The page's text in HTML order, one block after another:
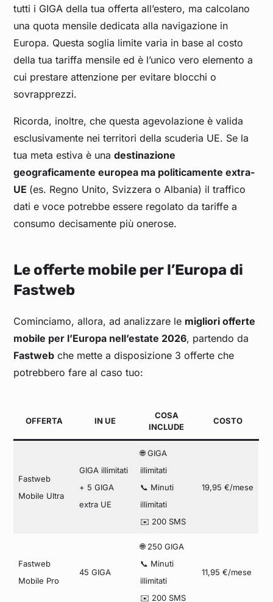
tutti i GIGA della tua offerta all’estero, ma calcolano
una quota mensile dedicata alla navigazione in
Europa. Questa soglia limite varia in base al costo
della tua tariffa mensile ed è l’unico vero elemento a
cui prestare attenzione per evitare blocchi o
sovrapprezzi.
Ricorda, inoltre, che questa agevolazione è valida
esclusivamente nei territori della scuderia UE. Se la
tua meta estiva è unadestinazione
geograficamente europea ma politicamente extra-
UE (es. Regno Unito, Svizzera o Albania) il traffico
dati e voce potrebbe essere regolato da tariffe a
consumo decisamente più onerose.
Le offerte mobile per l’Europa di
Fastweb
Cominciamo, allora, ad analizzare le migliori offerte
mobile per l’Europa nell’estate 2026, partendo da
Fastweb che mette a disposizione 3 offerte che
potrebbero fare al caso tuo:
OFFERTA IN UE
COSA
INCLUDE
COSTO
Fastweb
Mobile Ultra
GIGA illimitati
+ 5 GIGA
extra UE
🌐 GIGA
illimitati
📞 Minuti
illimitati
✉️ 200 SMS
19,95 €/mese
Fastweb
Mobile Pro
45 GIGA
🌐 250 GIGA
📞 Minuti
illimitati
✉️ 200 SMS
11,95 €/mese